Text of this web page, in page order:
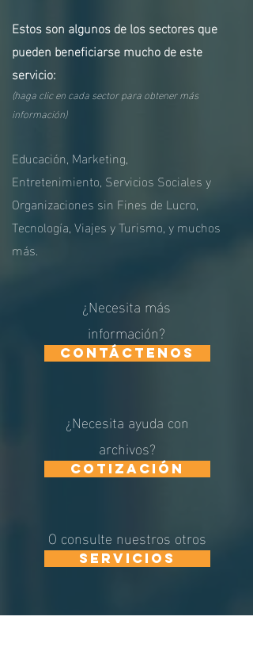
Estos son algunos de los sectores que
pueden beneficiarse mucho de este
servicio:
(haga clic en cada sector para obtener más
información)
Educación, Marketing,
Entretenimiento, Servicios Sociales y
Organizaciones sin Fines de Lucro,
Tecnología,Viajes y Turismo, y muchos
más.
¿Necesita más
información?
Contáctenos
¿Necesita ayuda con
archivos?
cotización
O consulte nuestros otros
Servicios